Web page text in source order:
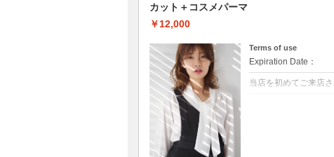
カット＋コスメパーマ
￥12,000
Terms of use
Expiration Date：
当店を初めてご来店